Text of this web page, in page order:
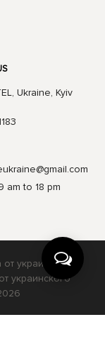
Ukraine, Kyiv
am to 18 pm
украинского
украинского